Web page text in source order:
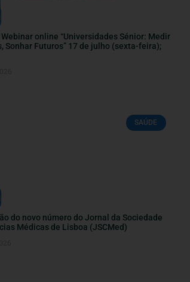
Webinar online “Universidades Sénior: Medir
Sonhar Futuros” 17 de julho (sexta-feira);
SAÚDE
do novo número do Jornal da Sociedade
Médicas de Lisboa (JSCMed)